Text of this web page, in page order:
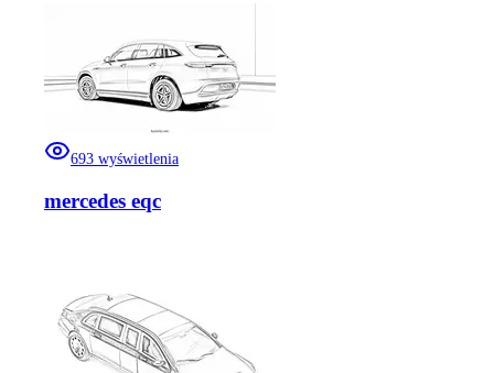
693 wyświetlenia
mercedes eqc